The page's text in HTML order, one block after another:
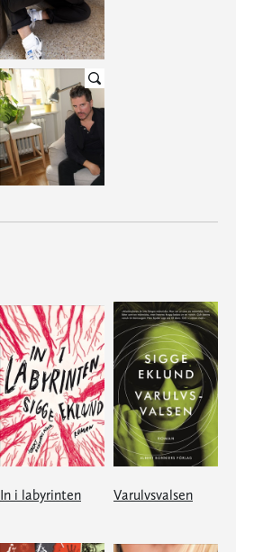
In i labyrinten Varulvsvalsen